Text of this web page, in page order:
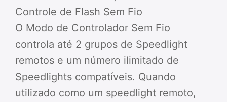
Controle de Flash Sem Fio
O Modo de Controlador Sem Fio
controla até 2 grupos de Speedlight
remotos e um número ilimitado de
Speedlights compatíveis. Quando
utilizado como um speedlight remoto,